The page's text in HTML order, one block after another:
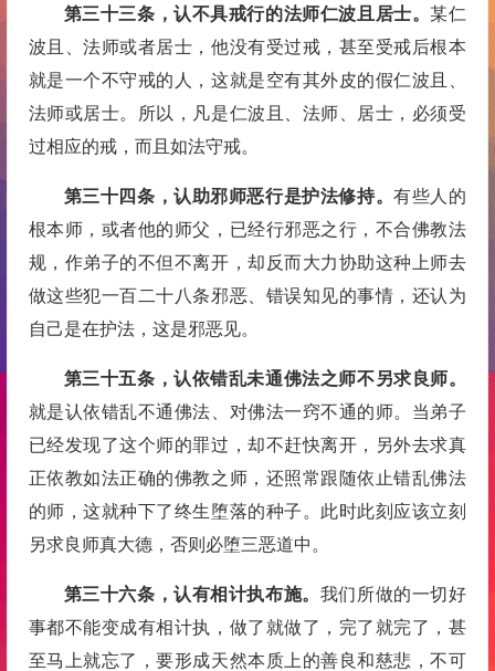
第三十三条，认不具戒行的法师仁波且居士。某仁
波且、法师或者居士，他没有受过戒，甚至受戒后根本
就是一个不守戒的人，这就是空有其外皮的假仁波且、
法师或居士。所以，凡是仁波且、法师、居士，必须受
过相应的戒，而且如法守戒。
第三十四条，认助邪师恶行是护法修持。有些人的
根本师，或者他的师父，已经行邪恶之行，不合佛教法
规，作弟子的不但不离开，却反而大力协助这种上师去
做这些犯一百二十八条邪恶、错误知见的事情，还认为
自己是在护法，这是邪恶见。
第三十五条，认依错乱未通佛法之师不另求良师。
就是认依错乱不通佛法、对佛法一窍不通的师。当弟子
已经发现了这个师的罪过，却不赶快离开，另外去求真
正依教如法正确的佛教之师，还照常跟随依止错乱佛法
的师，这就种下了终生堕落的种子。此时此刻应该立刻
另求良师真大德，否则必堕三恶道中。
第三十六条，认有相计执布施。 我们所做的一切好
事都不能变成有相计执，做了就做了，完了就完了，甚
至马上就忘了，要形成天然本质上的善良和慈悲，不可